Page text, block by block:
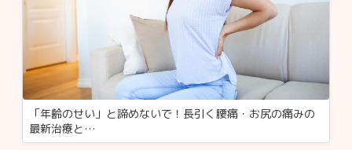
「年齢のせい」と諦めないで！長引く腰痛・お尻の痛みの
最新治療と…